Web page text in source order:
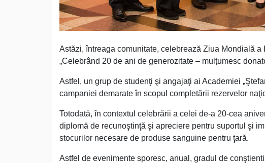
Astăzi, întreaga comunitate, celebrează Ziua Mondială
„Celebrând 20 de ani de generozitate – mulțumesc
Astfel, un grup de studenţi şi angajaţi ai Academiei
campaniei demarate în scopul completării rezervelor
Totodată, în contextul celebrării a celei de-a 20-cea
diplomă de recunoştinţă şi apreciere pentru suportul şi
stocurilor necesare de produse sanguine pentru ţară.
Astfel de evenimente sporesc, anual, gradul de